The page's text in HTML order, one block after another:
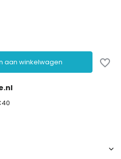
aan winkelwagen